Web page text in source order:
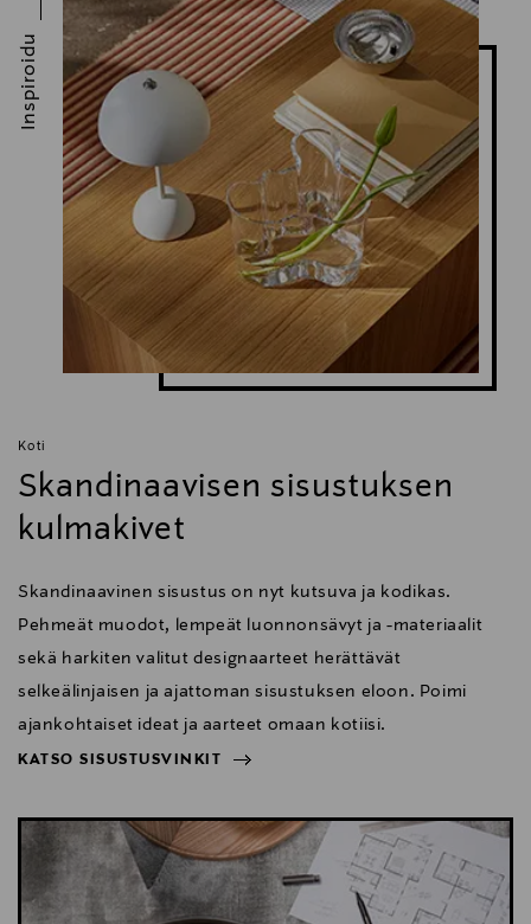
Koti
Skandinaavisen sisustuksen
kulmakivet
Skandinaavinen sisustus on nyt kutsuva ja kodikas.
Pehmeät muodot, lempeät luonnonsävyt ja -materiaalit
sekä harkiten valitut designaarteet herättävät
selkeälinjaisen ja ajattoman sisustuksen eloon. Poimi
ajankohtaiset ideat ja aarteet omaan kotiisi.
KATSO SISUSTUSVINKIT
Inspiroidu
KATSO SISUSTUSVINKIT